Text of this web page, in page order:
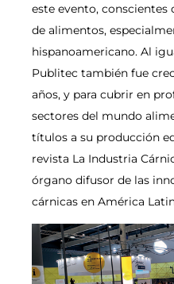
este evento, conscientes
de alimentos,
hispanoamericano. Al
Publitec también fue
años, y para cubrir en
sectores del mundo
títulos a su producción
revista La Industria
órgano difusor de las
cárnicas en América